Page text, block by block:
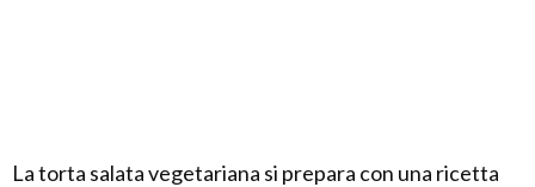
La torta salata vegetariana si prepara con una ricetta